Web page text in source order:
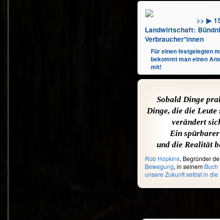
Initiativen
Webseite
Transition
Transition-Town
Eigendarstellungen
Transition Town
Energiewende-
Rob Hopkins,
Projekten
Rob Hopkins
THE ROCKY
FOR SOCIAL
Videobeitrag
Berichte [Bearbeiten
Transition
>> ▶
Landwirtschaft:
Verbraucher*innen
Für einen festgelegten
bekommt man einen
mit!
Sobald Dinge
Dinge, die die Leute
verändert
Ein
und die Realität
Rob Hopkins, Begründer
Bewegung, in seinem Buch
unsere Zukunft selbst in die